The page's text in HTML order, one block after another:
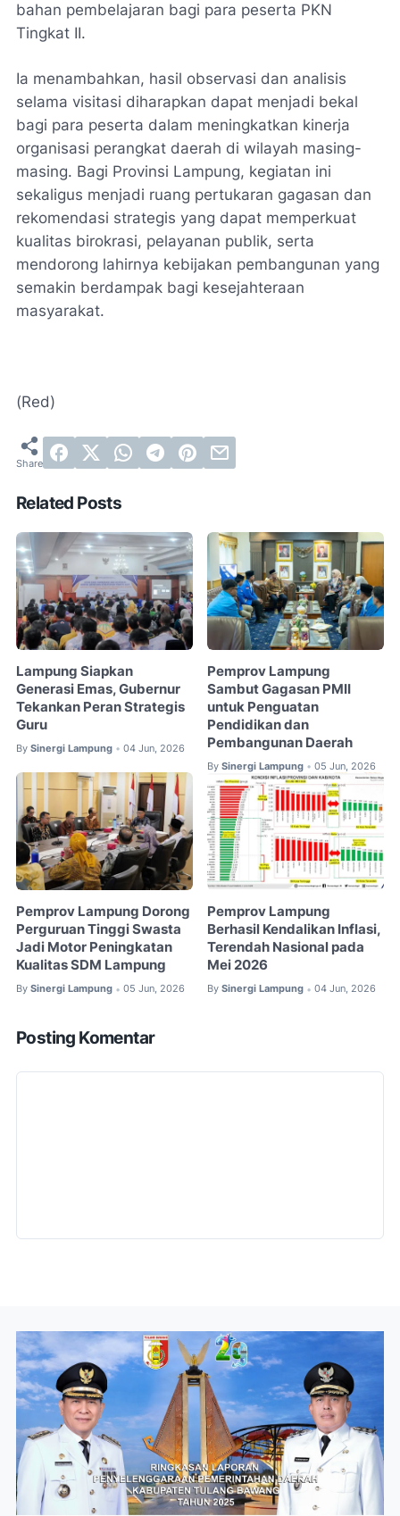
bahan pembelajaran bagi para peserta PKN
Tingkat II.
Ia menambahkan, hasil observasi dan analisis
selama visitasi diharapkan dapat menjadi bekal
bagi para peserta dalam meningkatkan kinerja
organisasi perangkat daerah di wilayah masing-
masing. Bagi Provinsi Lampung, kegiatan ini
sekaligus menjadi ruang pertukaran gagasan dan
rekomendasi strategis yang dapat memperkuat
kualitas birokrasi, pelayanan publik, serta
mendorong lahirnya kebijakan pembangunan yang
semakin berdampak bagi kesejahteraan
masyarakat.
(Red)
Related Posts
Lampung Siapkan
Generasi Emas, Gubernur
Tekankan Peran Strategis
Guru
By Sinergi Lampung • 04 Jun, 2026
Pemprov Lampung
Sambut Gagasan PMII
untuk Penguatan
Pendidikan dan
Pembangunan Daerah
By Sinergi Lampung • 05 Jun, 2026
Pemprov Lampung Dorong
Perguruan Tinggi Swasta
Jadi Motor Peningkatan
Kualitas SDM Lampung
By Sinergi Lampung • 05 Jun, 2026
Pemprov Lampung
Berhasil Kendalikan Inflasi,
Terendah Nasional pada
Mei 2026
By Sinergi Lampung • 04 Jun, 2026
Posting Komentar